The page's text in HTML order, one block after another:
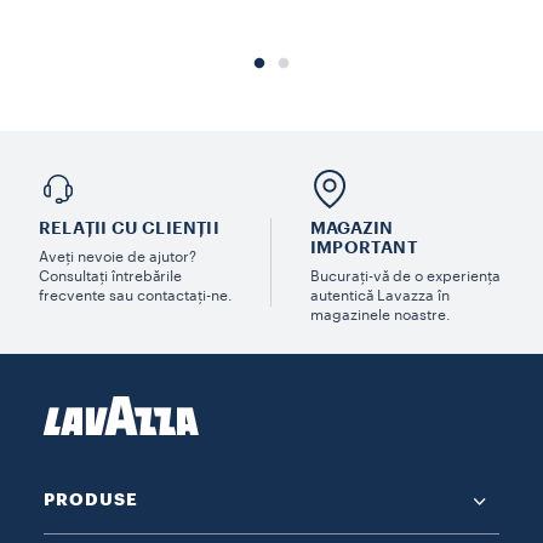
RELAȚII CU CLIENȚII
Aveți nevoie de ajutor?
Consultați întrebările
frecvente sau contactați-ne.
MAGAZIN
IMPORTANT
Bucurați-vă de o experiența
autentică Lavazza în
magazinele noastre.
PRODUSE